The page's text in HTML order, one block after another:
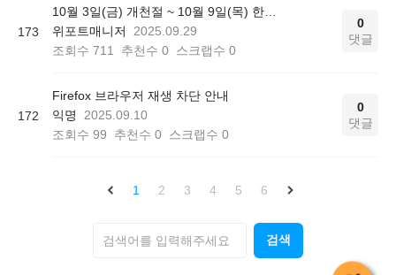
173
위포트매니저
2025.09.29
조회수 711 추천수 0 스크랩수 0
0
댓글
172
Firefox 브라우저 재생 차단 안내
익명
2025.09.10
조회수 99 추천수 0 스크랩수 0
0
댓글
1 2 3 4 5 6
검색